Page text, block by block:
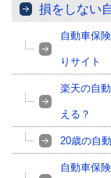
損をしない
自動車保
りサイト
楽天の自
える？
20歳の自
自動車保